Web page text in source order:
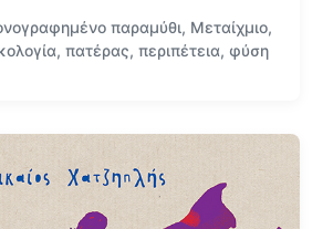
παραμύθι, Μεταίχμιο,
, πατέρας, περιπέτεια, φύση